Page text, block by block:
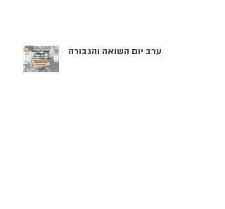
ערב יום השואה והגבורה